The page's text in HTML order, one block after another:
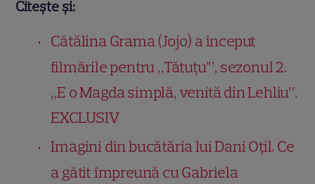
Citește și:
Cătălina Grama (Jojo) a început
filmările pentru „Tătuțu’”, sezonul 2.
„E o Magda simplă, venită din Lehliu”.
EXCLUSIV
Imagini din bucătăria lui Dani Oțil. Ce
a gătit împreună cu Gabriela